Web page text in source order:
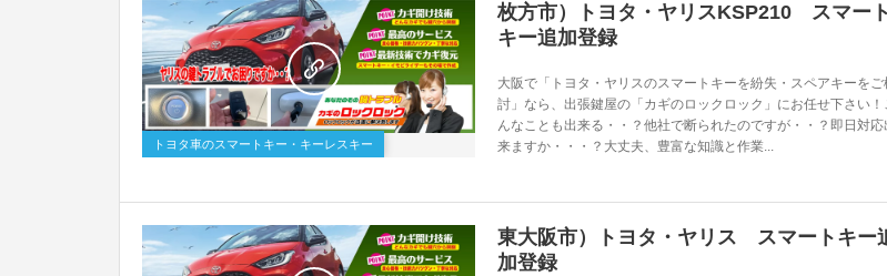
トヨタ車のスマートキー・キーレスキー
枚方市）トヨタ・ヤリスKSP210 スマート
キー追加登録
大阪で「トヨタ・ヤリスのスマートキーを紛失・スペアキーをご
討」なら、出張鍵屋の「カギのロックロック」にお任せ下さい！
んなことも出来る・・？他社で断られたのですが・・？即日対応
来ますか・・・？大丈夫、豊富な知識と作業...
東大阪市）トヨタ・ヤリス スマートキー
加登録